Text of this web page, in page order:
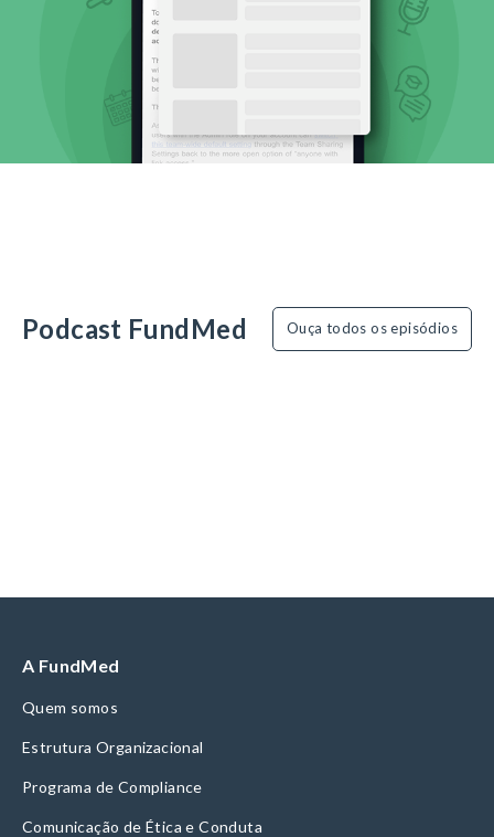
Podcast FundMed Ouça todos os episódios
A FundMed
Quem somos
Estrutura Organizacional
Programa de Compliance
Comunicação de Ética e Conduta